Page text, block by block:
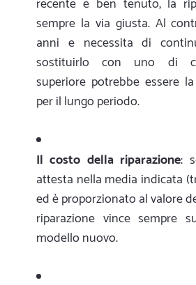
sempre la via giusta. Al
anni e necessita di
sostituirlo con uno di
superiore potrebbe essere
per il lungo periodo.
Il costo della riparazione:
attesta nella media indicata
ed è proporzionato al valore
riparazione vince sempre
modello nuovo.